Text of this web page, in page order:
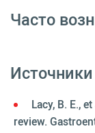
Часто
Источники
Lacy, B. E.,
review.